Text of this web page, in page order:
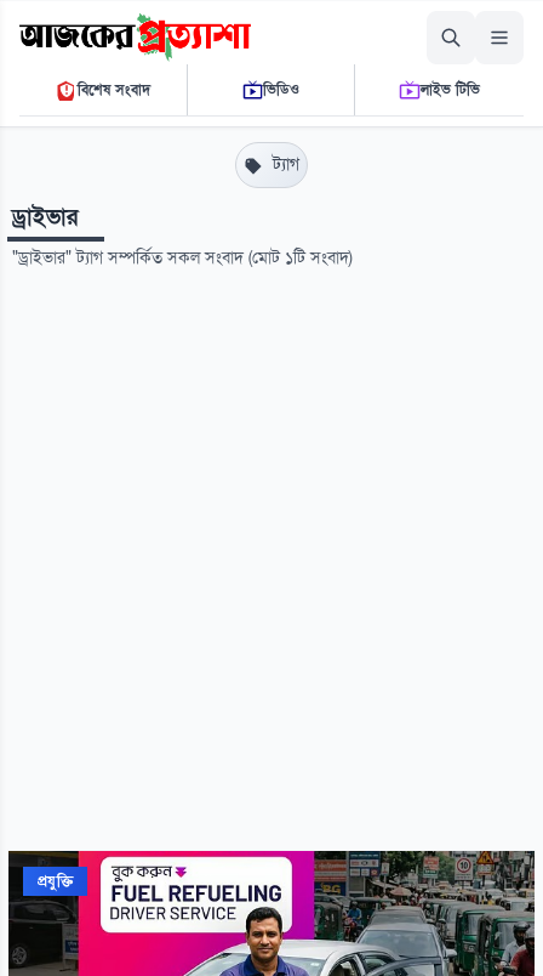
মঙ্গলবার, ১১ আগস্ট ২০২৬
০৬:৫৯:৪৪ পি.এম.THE DAILY AJKER PROTTASHA
বিশেষ সংবাদ ভিডিও লাইভ টিভি
ট্যাগ
ড্রাইভার
"ড্রাইভার" ট্যাগ সম্পর্কিত সকল সংবাদ (মোট ১টি সংবাদ)
প্রযুক্তি